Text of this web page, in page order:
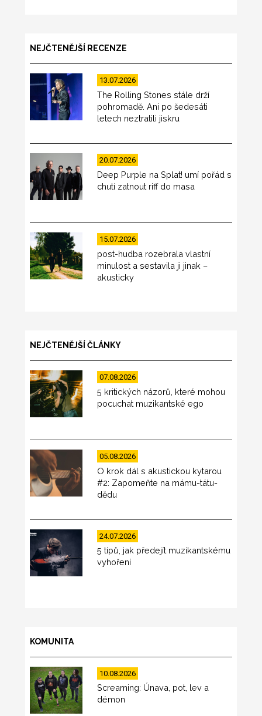
NEJČTENĚJŠÍ RECENZE
13.07.2026
The Rolling Stones stále drží
pohromadě. Ani po šedesáti
letech neztratili jiskru
20.07.2026
Deep Purple na Splat! umí pořád s
chutí zatnout riff do masa
15.07.2026
post-hudba rozebrala vlastní
minulost a sestavila ji jinak –
akusticky
NEJČTENĚJŠÍ ČLÁNKY
07.08.2026
5 kritických názorů, které mohou
pocuchat muzikantské ego
05.08.2026
O krok dál s akustickou kytarou
#2: Zapomeňte na mámu-tátu-
dědu
24.07.2026
5 tipů, jak předejít muzikantskému
vyhoření
KOMUNITA
10.08.2026
Screaming: Únava, pot, lev a
démon